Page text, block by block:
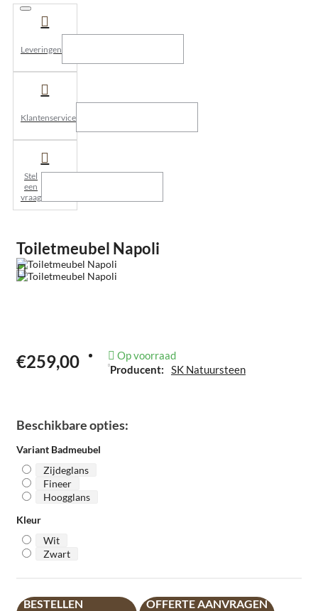
Leveringen
Klantenservice
Stel
een
vraag
Toiletmeubel Napoli
€259,00
Op voorraad
Producent:
SK Natuursteen
Beschikbare opties:
Variant Badmeubel
Zijdeglans
Fineer
Hoogglans
Kleur
Wit
Zwart
BESTELLEN OFFERTE AANVRAGEN